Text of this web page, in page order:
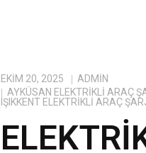
EKIM 20, 2025
ADMIN
AYKÜSAN ELEKTRIKLI ARAÇ
IŞIKKENT ELEKTRIKLI ARAÇ